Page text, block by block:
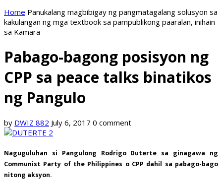
Home Panukalang magbibigay ng pangmatagalang solusyon sa
kakulangan ng mga textbook sa pampublikong paaralan, inihain
sa Kamara
Pabago-bagong posisyon ng
CPP sa peace talks binatikos
ng Pangulo
by DWIZ 882 July 6, 2017 0 comment
Naguguluhan si Pangulong Rodrigo Duterte sa ginagawa ng
Communist Party of the Philippines o CPP dahil sa pabago-bago
nitong aksyon.